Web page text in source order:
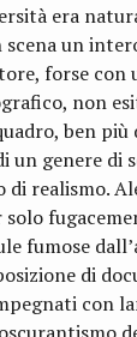
era
un
forse con
non
ben più
un genere di
realismo.
fumose
di
con